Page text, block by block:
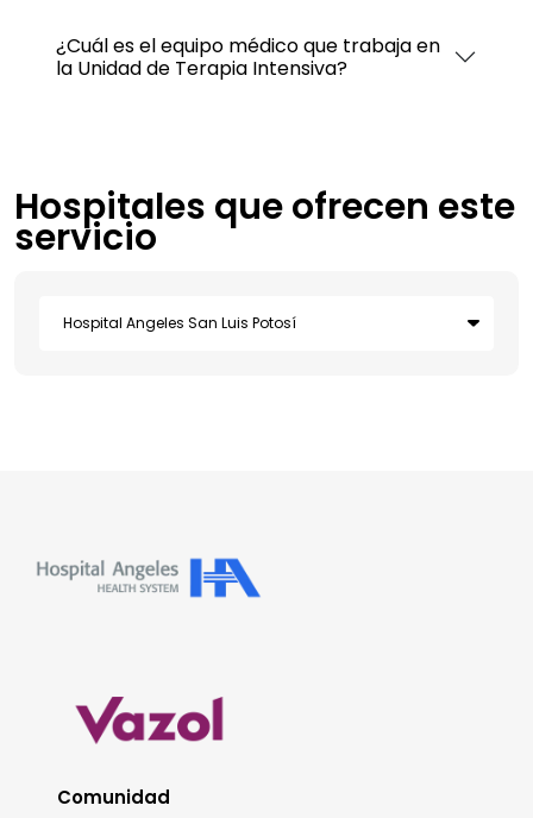
¿Cuál es el equipo médico que trabaja en
la Unidad de Terapia Intensiva?
Hospitales que ofrecen este
servicio
Comunidad